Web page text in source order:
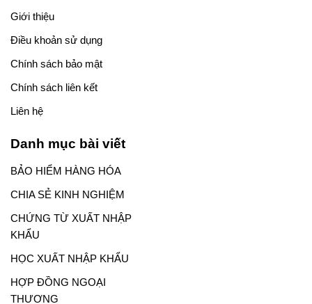
Giới thiệu
Điều khoản sử dụng
Chính sách bảo mật
Chính sách liên kết
Liên hệ
Danh mục bài viết
BẢO HIỂM HÀNG HÓA
CHIA SẺ KINH NGHIỆM
CHỨNG TỪ XUẤT NHẬP
KHẨU
HỌC XUẤT NHẬP KHẨU
HỢP ĐỒNG NGOẠI
THƯƠNG